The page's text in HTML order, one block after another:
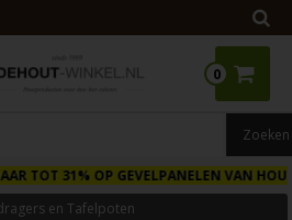
0
31% OP GEVELPANELEN VAN HOUT
en Tafelpoten